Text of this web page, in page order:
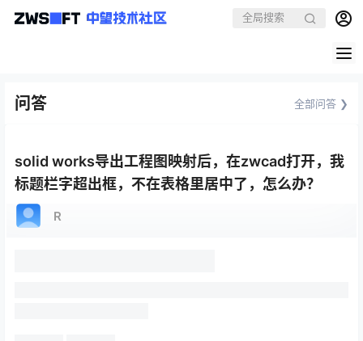
问答 全部问答 ❯
solid works导出工程图映射后，在zwcad打开，我
标题栏字超出框，不在表格里居中了，怎么办？
R